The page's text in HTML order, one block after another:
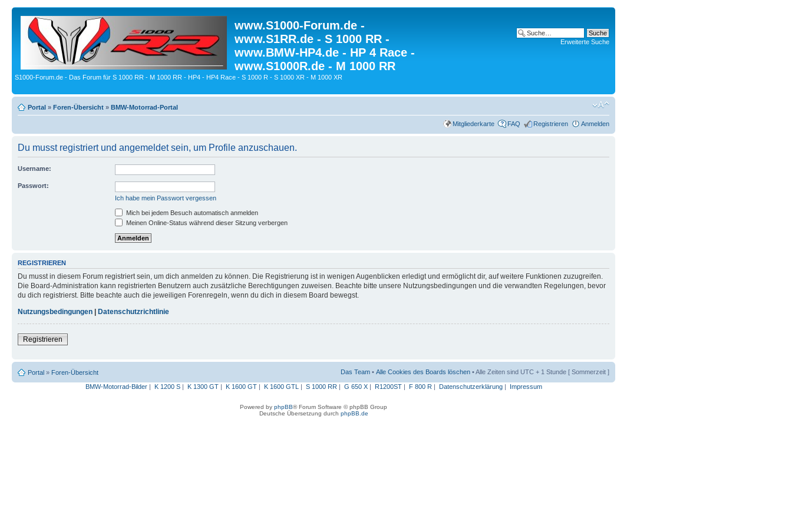
www.S1000-Forum.de -
www.S1RR.de - S 1000 RR -
www.BMW-HP4.de - HP 4 Race -
www.S1000R.de - M 1000 RR
S1000-Forum.de - Das Forum für S 1000 RR - M 1000 RR - HP4 - HP4 Race - S 1000 R - S 1000 XR - M 1000 XR
Erweiterte Suche
Portal » Foren-Übersicht » BMW-Motorrad-Portal
Mitgliederkarte FAQ Registrieren Anmelden
Du musst registriert und angemeldet sein, um Profile anzuschauen.
Username:
Passwort:
Ich habe mein Passwort vergessen
Mich bei jedem Besuch automatisch anmelden
Meinen Online-Status während dieser Sitzung verbergen
REGISTRIEREN
Du musst in diesem Forum registriert sein, um dich anmelden zu können. Die Registrierung ist in wenigen Augenblicken erledigt und ermöglicht dir, auf weitere Funktionen zuzugreifen.
Die Board-Administration kann registrierten Benutzern auch zusätzliche Berechtigungen zuweisen. Beachte bitte unsere Nutzungsbedingungen und die verwandten Regelungen, bevor
du dich registrierst. Bitte beachte auch die jeweiligen Forenregeln, wenn du dich in diesem Board bewegst.
Nutzungsbedingungen
Datenschutzrichtlinie
Registrieren
Portal » Foren-Übersicht Das Team • Alle Cookies des Boards löschen • Alle Zeiten sind UTC + 1 Stunde [ Sommerzeit ]
BMW-Motorrad-Bilder| K 1200 S| K 1300 GT| K 1600 GT| K 1600 GTL | S 1000 RR | G 650 X| R1200ST| F 800 R | Datenschutzerklärung| Impressum
Powered by phpBB® Forum Software © phpBB Group
Deutsche Übersetzung durch phpBB.de